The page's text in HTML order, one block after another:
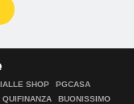
SHOP
PGCASA
QUIFINANZA
BUONISSIMO